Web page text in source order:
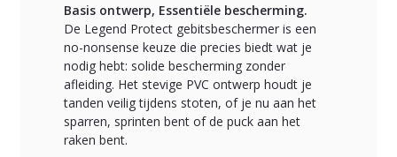
Basis ontwerp, Essentiële bescherming.
De Legend Protect gebitsbeschermer is een
no-nonsense keuze die precies biedt wat je
nodig hebt: solide bescherming zonder
afleiding. Het stevige PVC ontwerp houdt je
tanden veilig tijdens stoten, of je nu aan het
sparren, sprinten bent of de puck aan het
raken bent.